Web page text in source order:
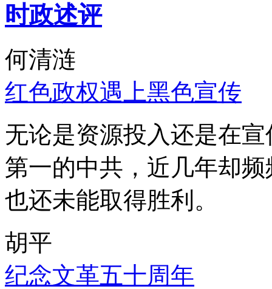
时政述评
何清涟
红色政权遇上黑色宣传
无论是资源投入还是在
第一的中共，近几年却
也还未能取得胜利。
胡平
纪念文革五十周年